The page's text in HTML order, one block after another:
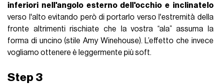
inferiori nell'angolo esterno dell'occhio e inclinatelo
verso l'alto evitando però di portarlo verso l'estremità della
fronte altrimenti rischiate che la vostra “ala” assuma la
forma di uncino (stile Amy Winehouse). L’effetto che invece
vogliamo ottenere è leggermente più soft.
Step 3